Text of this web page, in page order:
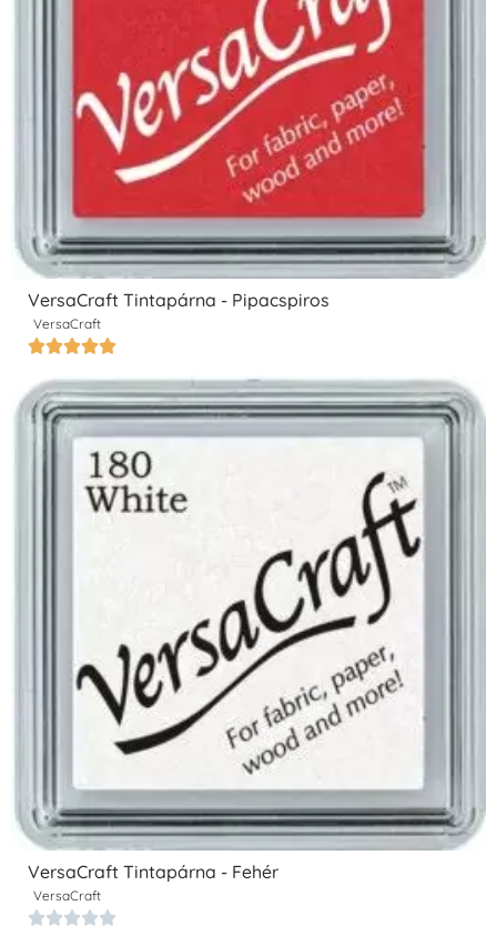
VersaCraft Tintapárna - Pipacspiros
VersaCraft

VersaCraft Tintapárna - Fehér
VersaCraft
